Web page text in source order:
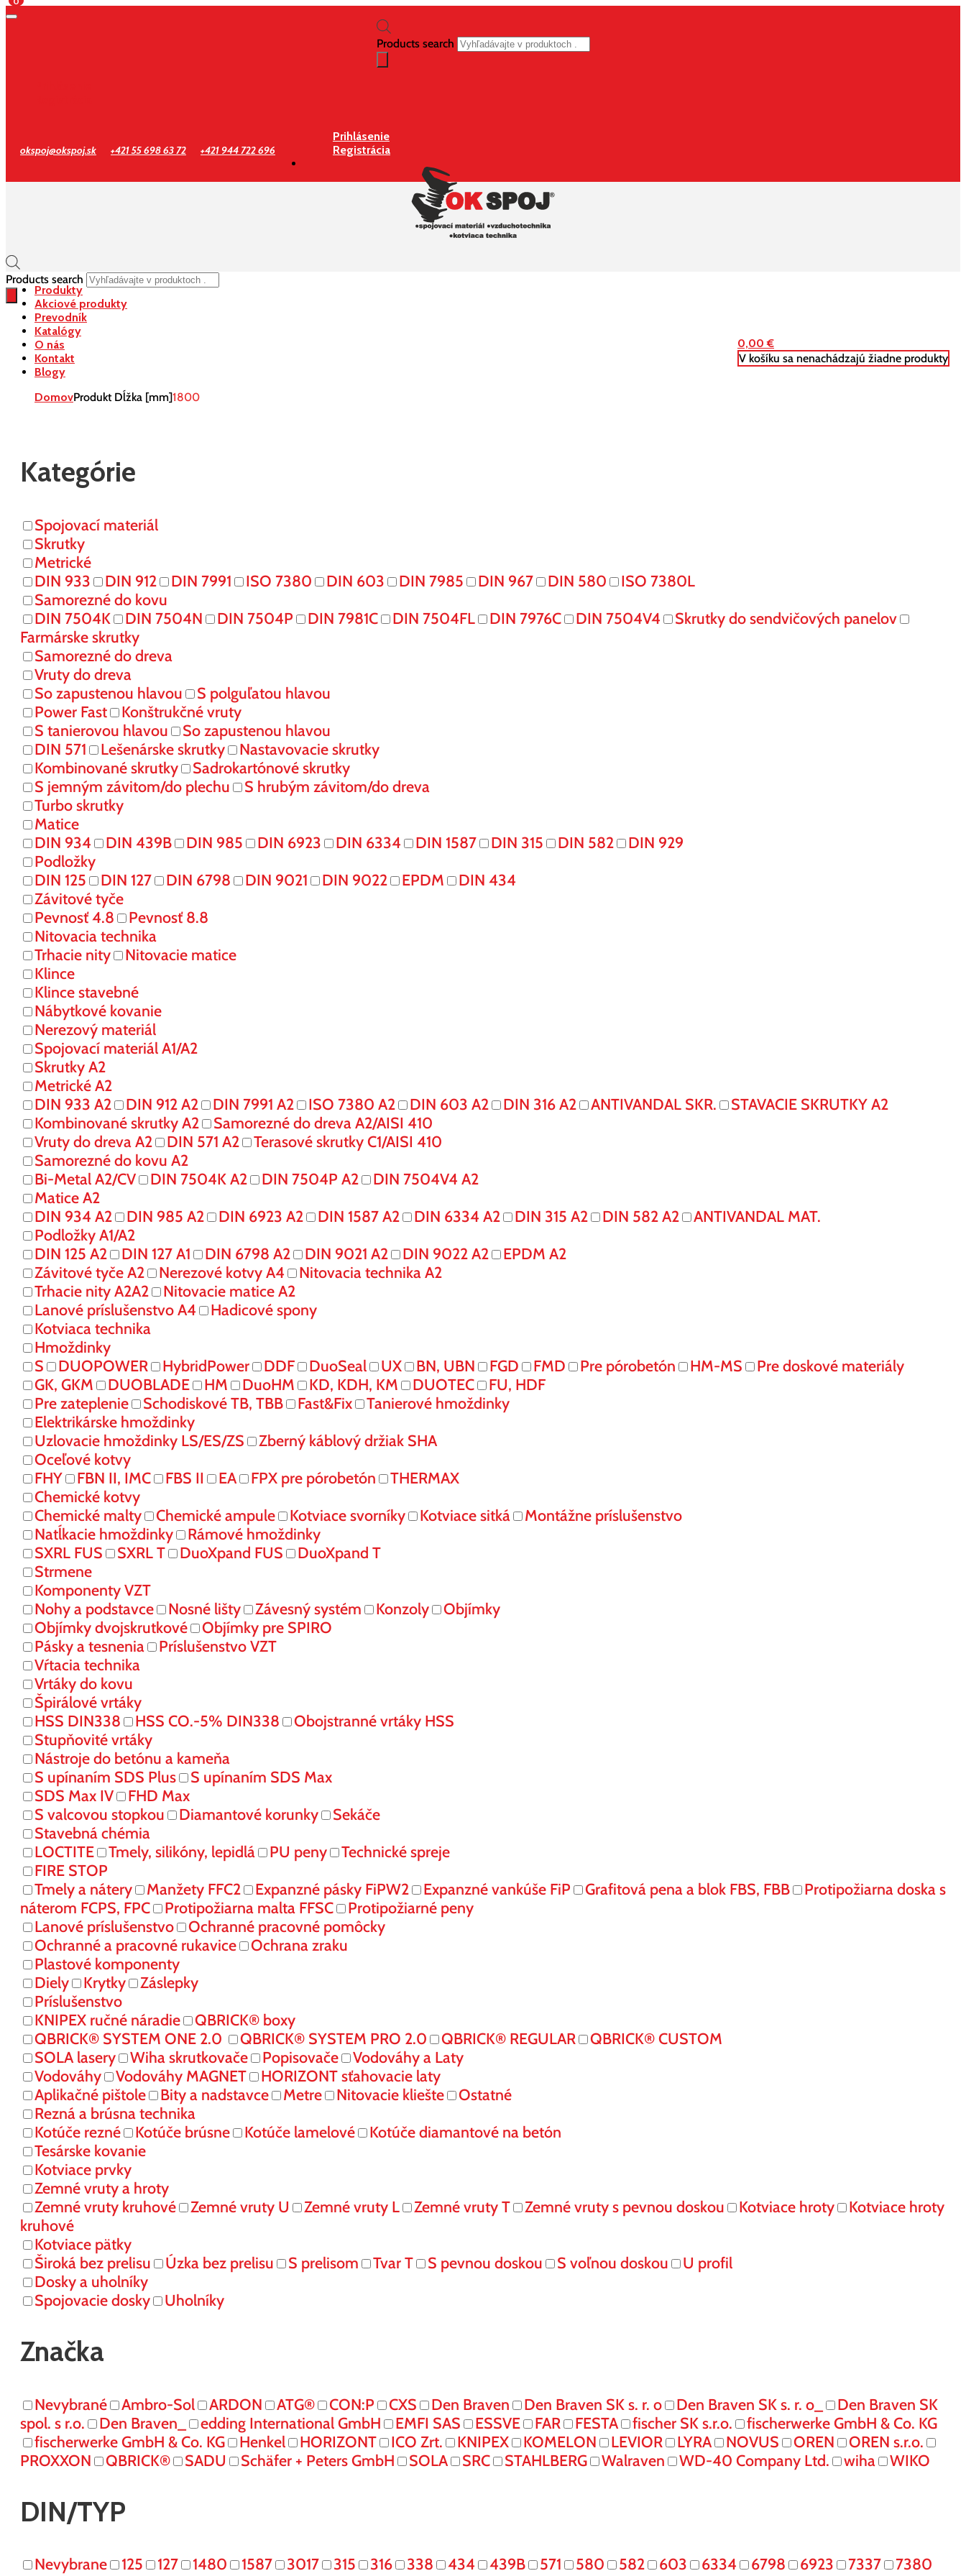
Products search
okspoj@okspoj.sk +421 55 698 63 72 +421 944 722 696
Prihlásenie
Registrácia
Products search
0,00€
V košíku sa nenachádzajú žiadne produkty
Produkty
Akciové produkty
Prevodník
Katalógy
O nás
Kontakt
Blogy
DomovProdukt Dĺžka [mm]1800
Kategórie
Spojovací materiál
Skrutky
Metrické
DIN 933
DIN 912 DIN 7991 ISO 7380 DIN 603 DIN 7985 DIN 967 DIN 580
ISO 7380L
Samorezné do kovu
DIN 7504K
DIN 7504N DIN 7504P DIN 7981C DIN 7504FL DIN 7976C DIN 7504V4
Skrutky do sendvičových panelov
Farmárske skrutky
Samorezné do dreva
Vruty do dreva
So zapustenou hlavou
S polguľatou hlavou
Power Fast
Konštrukčné vruty
S tanierovou hlavou
So zapustenou hlavou
DIN 571
Lešenárske skrutky
Nastavovacie skrutky
Kombinované skrutky
Sadrokartónové skrutky
S jemným závitom/do plechu
S hrubým závitom/do dreva
Turbo skrutky
Matice
DIN 934
DIN 439B DIN 985 DIN 6923 DIN 6334 DIN 1587 DIN 315 DIN 582
DIN 929
Podložky
DIN 125
DIN 127 DIN 6798 DIN 9021 DIN 9022 EPDM
DIN 434
Závitové tyče
Pevnosť 4.8
Pevnosť 8.8
Nitovacia technika
Trhacie nity
Nitovacie matice
Klince
Klince stavebné
Nábytkové kovanie
Nerezový materiál
Spojovací materiál A1/A2
Skrutky A2
Metrické A2
DIN 933 A2
DIN 912 A2 DIN 7991 A2 ISO 7380 A2 DIN 603 A2 DIN 316 A2 ANTIVANDAL SKR.
STAVACIE SKRUTKY A2
Kombinované skrutky A2
Samorezné do dreva A2/AISI 410
Vruty do dreva A2
DIN 571 A2
Terasové skrutky C1/AISI 410
Samorezné do kovu A2
Bi-Metal A2/CV
DIN 7504K A2 DIN 7504P A2
DIN 7504V4 A2
Matice A2
DIN 934 A2
DIN 985 A2 DIN 6923 A2 DIN 1587 A2 DIN 6334 A2 DIN 315 A2 DIN 582 A2
ANTIVANDAL MAT.
Podložky A1/A2
DIN 125 A2
DIN 127 A1 DIN 6798 A2 DIN 9021 A2 DIN 9022 A2
EPDM A2
Závitové tyče A2
Nerezové kotvy A4
Nitovacia technika A2
Trhacie nity A2A2
Nitovacie matice A2
Lanové príslušenstvo A4
Hadicové spony
Kotviaca technika
Hmoždinky
S
DUOPOWER HybridPower DDF DuoSeal UX BN, UBN FGD FMD Pre pórobetón HM-MS
Pre doskové materiály
GK, GKM
DUOBLADE HM DuoHM KD, KDH, KM DUOTEC
FU, HDF
Pre zateplenie
Schodiskové TB, TBB Fast&Fix
Tanierové hmoždinky
Elektrikárske hmoždinky
Uzlovacie hmoždinky LS/ES/ZS
Zberný káblový držiak SHA
Oceľové kotvy
FHY
FBN II, IMC FBS II EA FPX pre pórobetón
THERMAX
Chemické kotvy
Chemické malty
Chemické ampule Kotviace svorníky Kotviace sitká
Montážne príslušenstvo
Natĺkacie hmoždinky
Rámové hmoždinky
SXRL FUS
SXRL T DuoXpand FUS
DuoXpand T
Strmene
Komponenty VZT
Nohy a podstavce
Nosné lišty Závesný systém Konzoly
Objímky
Objímky dvojskrutkové
Objímky pre SPIRO
Pásky a tesnenia
Príslušenstvo VZT
Vŕtacia technika
Vrtáky do kovu
Špirálové vrtáky
HSS DIN338
HSS CO.-5% DIN338
Obojstranné vrtáky HSS
Stupňovité vrtáky
Nástroje do betónu a kameňa
S upínaním SDS Plus
S upínaním SDS Max
SDS Max IV
FHD Max
S valcovou stopkou
Diamantové korunky
Sekáče
Stavebná chémia
LOCTITE
Tmely, silikóny, lepidlá PU peny
Technické spreje
FIRE STOP
Tmely a nátery
Manžety FFC2 Expanzné pásky FiPW2 Expanzné vankúše FiP Grafitová pena a blok FBS, FBB
Protipožiarna doska s
náterom FCPS, FPC
Protipožiarna malta FFSC
Protipožiarné peny
Lanové príslušenstvo
Ochranné pracovné pomôcky
Ochranné a pracovné rukavice
Ochrana zraku
Plastové komponenty
Diely
Krytky
Záslepky
Príslušenstvo
KNIPEX ručné náradie
QBRICK® boxy
QBRICK® SYSTEM ONE 2.0
QBRICK® SYSTEM PRO 2.0 QBRICK® REGULAR
QBRICK® CUSTOM
SOLA lasery
Wiha skrutkovače Popisovače
Vodováhy a Laty
Vodováhy
Vodováhy MAGNET
HORIZONT sťahovacie laty
Aplikačné pištole
Bity a nadstavce Metre Nitovacie kliešte
Ostatné
Rezná a brúsna technika
Kotúče rezné
Kotúče brúsne Kotúče lamelové
Kotúče diamantové na betón
Tesárske kovanie
Kotviace prvky
Zemné vruty a hroty
Zemné vruty kruhové
Zemné vruty U Zemné vruty L Zemné vruty T Zemné vruty s pevnou doskou Kotviace hroty
Kotviace hroty
kruhové
Kotviace pätky
Široká bez prelisu
Úzka bez prelisu S prelisom Tvar T S pevnou doskou S voľnou doskou
U profil
Dosky a uholníky
Spojovacie dosky
Uholníky
Značka
Nevybrané Ambro-Sol ARDON ATG® CON:P CXS Den Braven Den Braven SK s. r. o Den Braven SK s. r. o_
Den Braven SK
spol. s r.o.
Den Braven_ edding International GmbH EMFI SAS ESSVE FAR FESTA fischer SK s.r.o.
fischerwerke GmbH & Co. KG
fischerwerke GmbH & Co. KG
Henkel HORIZONT ICO Zrt. KNIPEX KOMELON LEVIOR LYRA NOVUS OREN
OREN s.r.o.
PROXXON
QBRICK® SADU Schäfer + Peters GmbH SOLA SRC STAHLBERG Walraven WD-40 Company Ltd. wiha WIKO
DIN/TYP
Nevybrane 125 127 1480 1587 3017 315 316 338 434 439B 571 580 582 603 6334 6798 6923 7337
7380